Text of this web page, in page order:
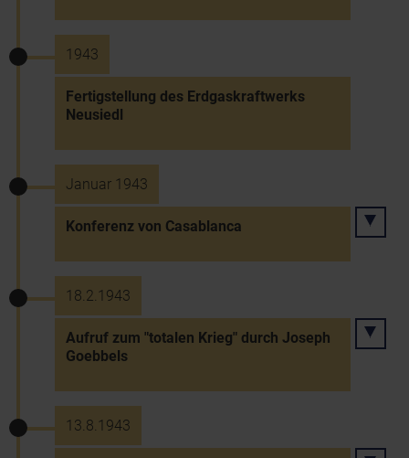
1943
Fertigstellung des Erdgaskraftwerks
Neusiedl
Januar 1943
Konferenz von Casablanca
18.2.1943
Aufruf zum "totalen Krieg" durch Joseph
Goebbels
13.8.1943